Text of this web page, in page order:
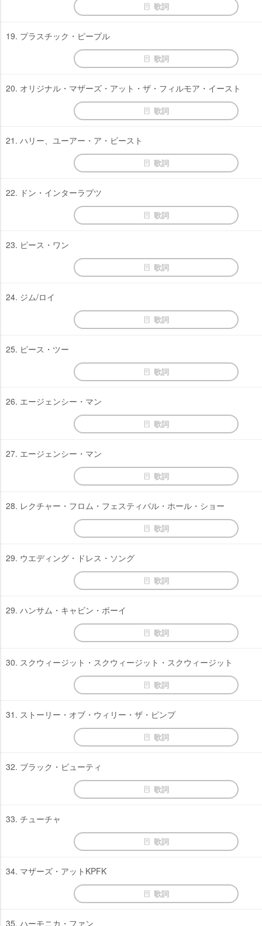
歌詞
19. プラスチック・ピープル
歌詞
20. オリジナル・マザーズ・アット・ザ・フィルモア・イースト
歌詞
21. ハリー、ユーアー・ア・ビースト
歌詞
22. ドン・インターラプツ
歌詞
23. ピース・ワン
歌詞
24. ジム/ロイ
歌詞
25. ピース・ツー
歌詞
26. エージェンシー・マン
歌詞
27. エージェンシー・マン
歌詞
28. レクチャー・フロム・フェスティバル・ホール・ショー
歌詞
29. ウエディング・ドレス・ソング
歌詞
29. ハンサム・キャビン・ボーイ
歌詞
30. スクウィージット・スクウィージット・スクウィージット
歌詞
31. ストーリー・オブ・ウィリー・ザ・ピンプ
歌詞
32. ブラック・ビューティ
歌詞
33. チューチャ
歌詞
34. マザーズ・アットKPFK
歌詞
35. ハーモニカ・ファン